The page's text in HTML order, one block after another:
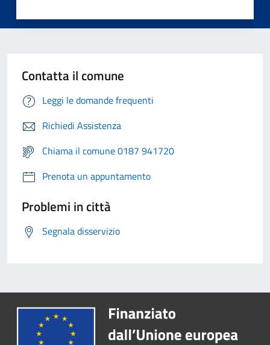
Contatta il comune
Leggi le domande frequenti
Richiedi Assistenza
Chiama il comune 0187 941720
Prenota un appuntamento
Problemi in città
Segnala disservizio